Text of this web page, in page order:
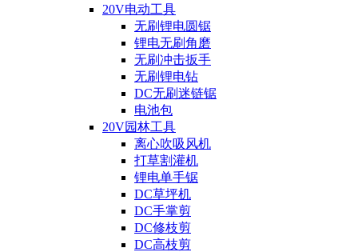
20V电动工具
无刷锂电圆锯
锂电无刷角磨
无刷冲击扳手
无刷锂电钻
DC无刷迷链锯
电池包
20V园林工具
离心吹吸风机
打草割灌机
锂电单手锯
DC草坪机
DC手掌剪
DC修枝剪
DC高枝剪